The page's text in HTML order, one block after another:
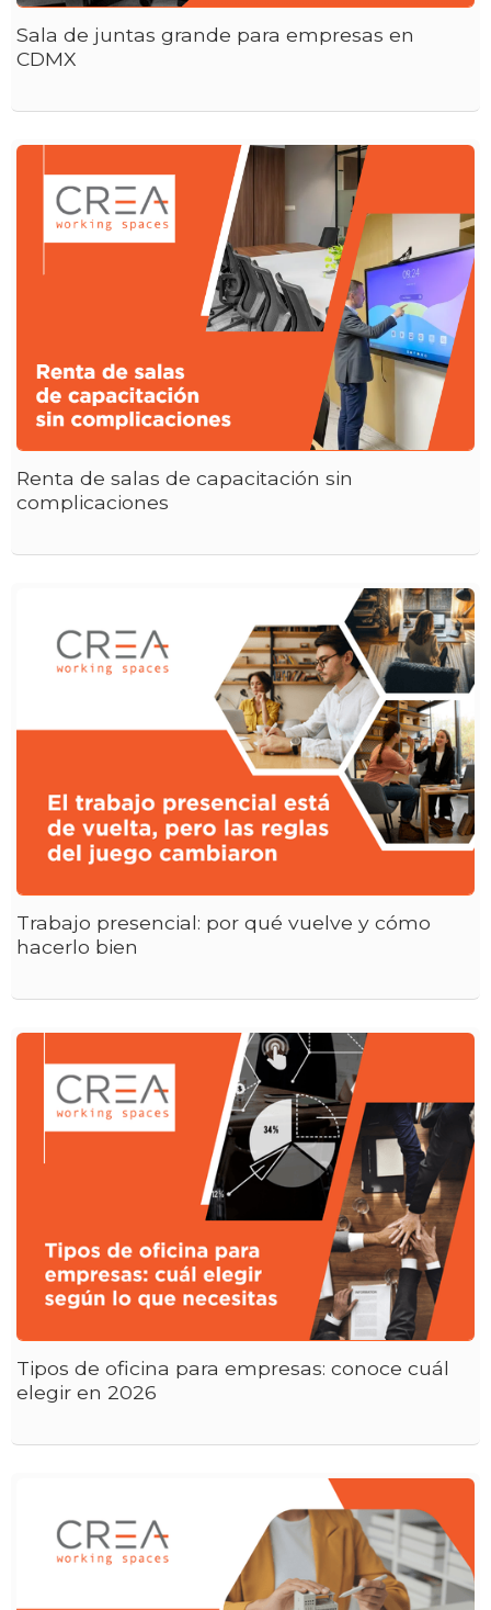
Sala de juntas grande para empresas en
CDMX
Renta de salas de capacitación sin
complicaciones
Trabajo presencial: por qué vuelve y cómo
hacerlo bien
Tipos de oficina para empresas: conoce cuál
elegir en 2026